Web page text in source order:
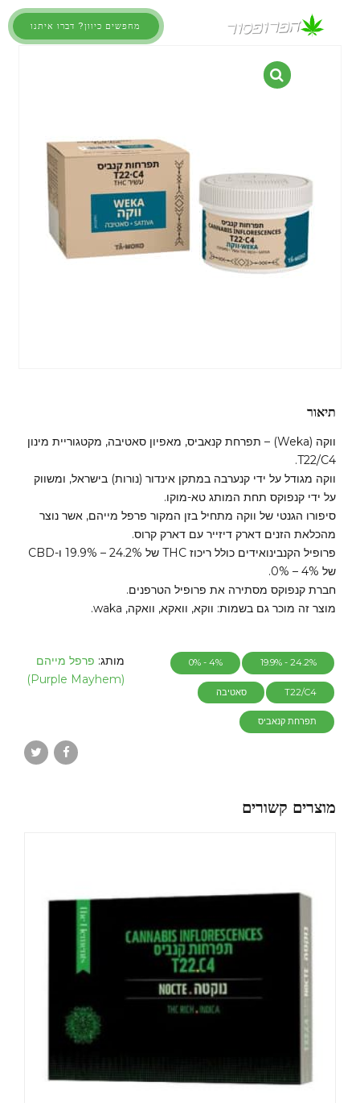
מחפשים כיוון? דברו איתנו
תיאור
ווקה (Weka) – תפרחת קנאביס, מאפיון סאטיבה, מקטגוריית מינון
T22/C4.
ווקה מגודל על ידי קנערבה במתקן אינדור (נורות) בישראל, ומשווק
על ידי קנפוקס תחת המותג טא-מוקו.
סיפורו הגנטי של ווקה מתחיל בזן המקור פרפל מייהם, אשר נוצר
מהכלאת הזנים דארק דיזייר עם דארק קרוס.
פרופיל הקנבינואידים כולל ריכוז THC של 24.2% – 19.9% ו-CBD
של 4% – 0%.
חברת קנפוקס מסתירה את פרופיל הטרפנים.
מוצר זה מוכר גם בשמות: ווקא, וואקא, וואקה, waka.
24.2% - 19.9%
4% - 0%
T22/C4 סאטיבה
תפרחת קנאביס
מותג: פרפל מייהם
(Purple Mayhem)
מוצרים קשורים